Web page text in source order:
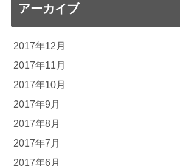
アーカイブ
2017年12月
2017年11月
2017年10月
2017年9月
2017年8月
2017年7月
2017年6月